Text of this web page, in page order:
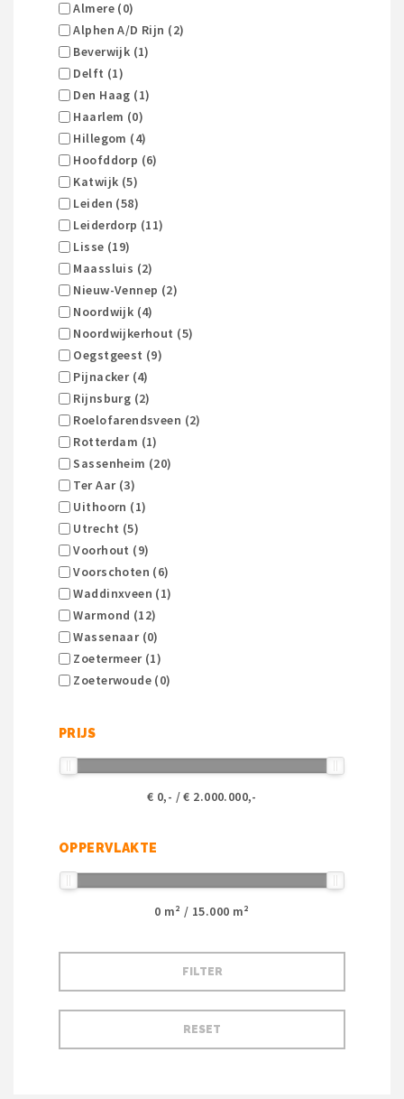
Almere (0)
Alphen A/d Rijn (2)
Beverwijk (1)
Delft (1)
Den Haag (1)
Haarlem (0)
Hillegom (4)
Hoofddorp (6)
Katwijk (5)
Leiden (58)
Leiderdorp (11)
Lisse (19)
Maassluis (2)
Nieuw-Vennep (2)
Noordwijk (4)
Noordwijkerhout (5)
Oegstgeest (9)
Pijnacker (4)
Rijnsburg (2)
Roelofarendsveen (2)
Rotterdam (1)
Sassenheim (20)
Ter Aar (3)
Uithoorn (1)
Utrecht (5)
Voorhout (9)
Voorschoten (6)
Waddinxveen (1)
Warmond (12)
Wassenaar (0)
Zoetermeer (1)
Zoeterwoude (0)
PRIJS
€ 0,- / € 2.000.000,-
OPPERVLAKTE
0 m² / 15.000 m²